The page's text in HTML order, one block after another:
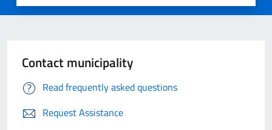
Contact municipality
Read frequently asked questions
Request Assistance